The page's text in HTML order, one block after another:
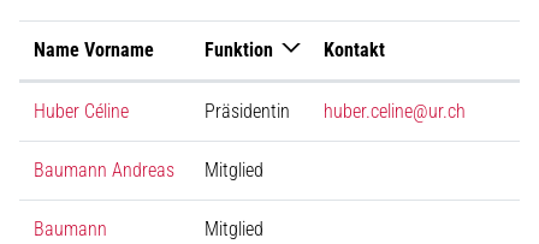
Name Vorname Funktion Kontakt
Huber Céline Präsidentin huber.celine@ur.ch
Baumann Andreas Mitglied
Baumann
Mitglied